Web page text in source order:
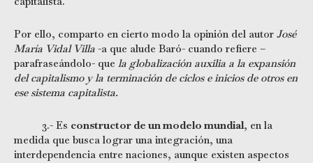
Por ello, comparto en cierto modo la opinión del autor José
María Vidal Villa -a que alude Baró- cuando refiere –
parafraseándolo- que la globalización auxilia a la expansión
del capitalismo y la terminación de ciclos e inicios de otros en
ese sistema capitalista.
3.- Es constructor de un modelo mundial, en la
medida que busca lograr una integración, una
interdependencia entre naciones, aunque existen aspectos